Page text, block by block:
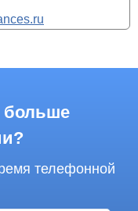
больше
телефонной